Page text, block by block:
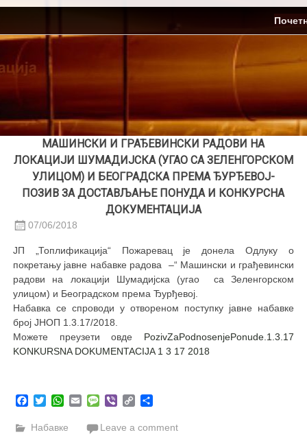
Skip
content
МАШИНСКИ И ГРАЂЕВИНСКИ РАДОВИ НА
ЛОКАЦИЈИ ШУМАДИЈСКА (УГАО СА ЗЕЛЕНГОРСКОМ
УЛИЦОМ) И БЕОГРАДСКА ПРЕМА ЂУРЂЕВОЈ-
ПОЗИВ ЗА ДОСТАВЉАЊЕ ПОНУДА И КОНКУРСНА
ДОКУМЕНТАЦИЈА
07/06/2018
ЈП „Топлификација“ Пожаревац је донела Одлуку о
покретању јавне набавке радова –“ Машински и грађевински
радови на локацији Шумадијска (угао са Зеленгорском
улицом) и Београдском према Ђурђевој.
Набавка се спроводи у отвореном поступку јавне набавке
број ЈНОП 1.3.17/2018.
Можете преузети овде PozivZaPodnosenjePonude.1.3.17
KONKURSNA DOKUMENTACIJA 1 3 17 2018
Facebook
TwitterWhatsApp
EmailMessage
ViberCopy
Набавке Leave a comment